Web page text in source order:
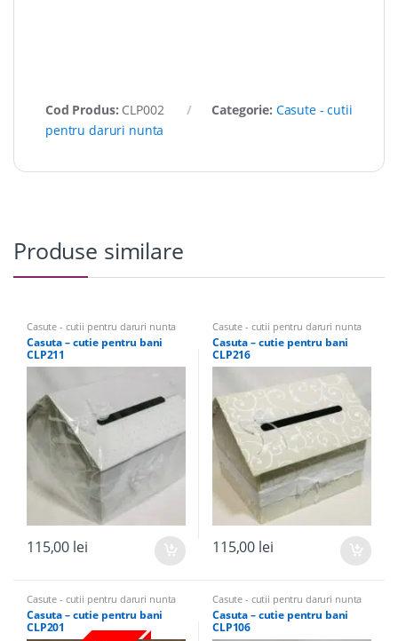
Cod Produs: CLP002 Categorie: Casute - cutii
pentru daruri nunta
Produse similare
Casute - cutii pentru daruri nunta
Casuta – cutie pentru bani
CLP211
115,00 lei
Casute - cutii pentru daruri nunta
Casuta – cutie pentru bani
CLP216
115,00 lei
Casute - cutii pentru daruri nunta
Casuta – cutie pentru bani
CLP201
Casute - cutii pentru daruri nunta
Casuta – cutie pentru bani
CLP106